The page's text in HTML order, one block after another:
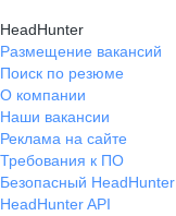
HeadHunter
Размещение вакансий
Поиск по резюме
О компании
Наши вакансии
Реклама на сайте
Требования к ПО
Безопасный HeadHunter
HeadHunter API